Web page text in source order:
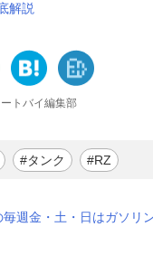
解説
トバイ編集部
#タンク #RZ
毎週金・土・日はガソ